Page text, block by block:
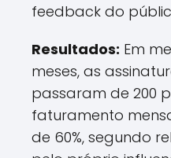
feedback do
Resultados: Em
meses, as
passaram de 200
faturamento
de 60%, segundo